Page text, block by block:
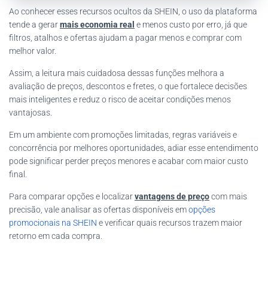
Ao conhecer esses recursos ocultos da SHEIN, o uso da plataforma
tende a gerarmais economia real e menos custo por erro, já que
filtros, atalhos e ofertas ajudam a pagar menos e comprar com
melhor valor.
Assim, a leitura mais cuidadosa dessas funções melhora a
avaliação de preços, descontos e fretes, o que fortalece decisões
mais inteligentes e reduz o risco de aceitar condições menos
vantajosas.
Em um ambiente com promoções limitadas, regras variáveis e
concorrência por melhores oportunidades, adiar esse entendimento
pode significar perder preços menores e acabar com maior custo
final.
Para comparar opções e localizarvantagens de preçocom mais
precisão, vale analisar as ofertas disponíveis emopções
promocionais na SHEIN e verificar quais recursos trazem maior
retorno em cada compra.